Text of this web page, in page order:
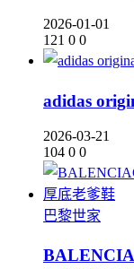
2026-01-01
121 0 0
adidas
2026-03-21
104 0 0
巴黎世家